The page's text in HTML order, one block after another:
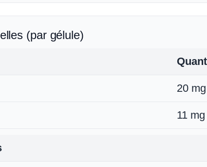
(par gélule)
20 mg
11 mg